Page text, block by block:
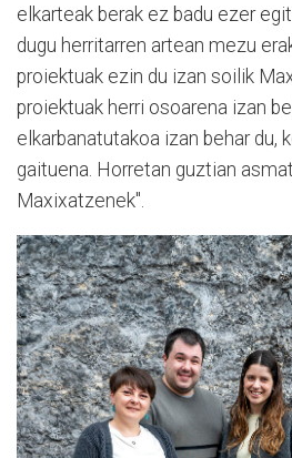
elkarteak berak ez badu ezer
dugu herritarren artean mezu
proiektuak ezin du izan soilik
proiektuak herri osoarena izan
elkarbanatutakoa izan behar du,
gaituena. Horretan guztian
Maxixatzenek".